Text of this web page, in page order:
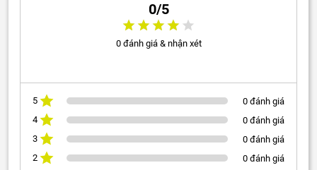
0/5
0 đánh giá & nhận xét
5
0 đánh giá
4
0 đánh giá
3
0 đánh giá
2
0 đánh giá